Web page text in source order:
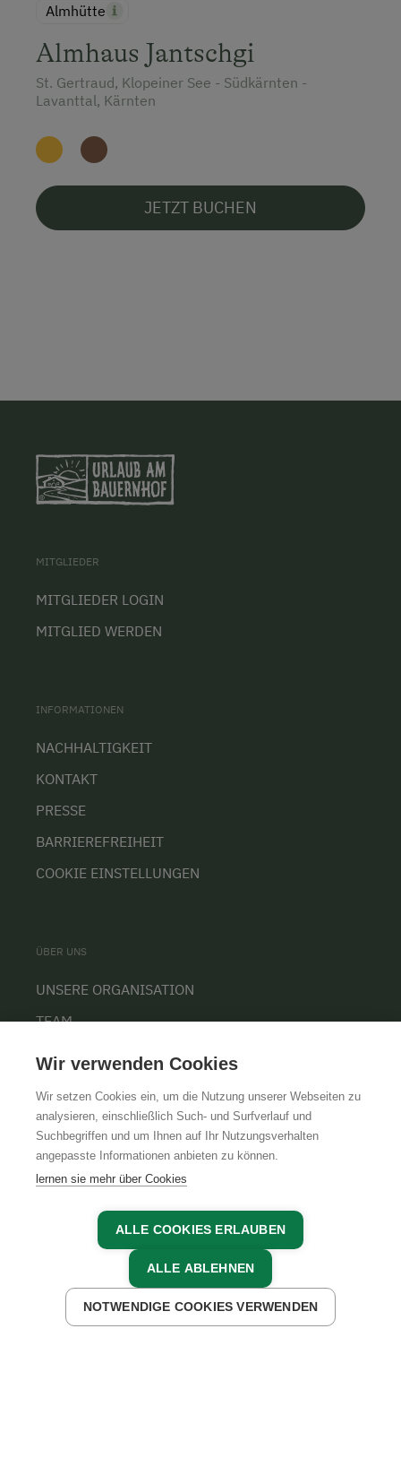
Almhütte
Almhaus Jantschgi
St. Gertraud, Klopeiner See - Südkärnten -
Lavanttal, Kärnten
JETZT BUCHEN
JETZT ANFRAGEN
MITGLIEDER
MITGLIEDER LOGIN
MITGLIED WERDEN
INFORMATIONEN
NACHHALTIGKEIT
KONTAKT
PRESSE
BARRIEREFREIHEIT
COOKIE EINSTELLUNGEN
ÜBER UNS
UNSERE ORGANISATION
TEAM
AGBIMPRESSUMDATENSCHUTZ
Wir verwenden Cookies
Wir setzen Cookies ein, um die Nutzung unserer Webseiten zu
analysieren, einschließlich Such- und Surfverlauf und
Suchbegriffen und um Ihnen auf Ihr Nutzungsverhalten
angepasste Informationen anbieten zu können.
lernen sie mehr über Cookies
ALLE COOKIES ERLAUBEN
ALLE ABLEHNEN
NOTWENDIGE COOKIES VERWENDEN